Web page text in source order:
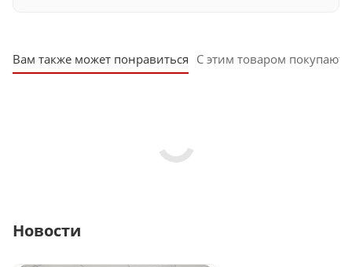
Вам также может понравиться С этим товаром покупают
Новости